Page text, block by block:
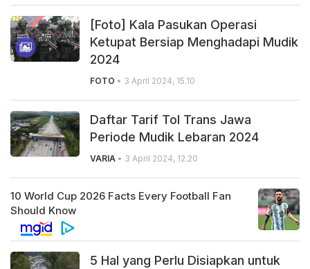
[Foto] Kala Pasukan Operasi
Ketupat Bersiap Menghadapi Mudik
2024
FOTO • 3 April 2024, 15.10
Daftar Tarif Tol Trans Jawa
Periode Mudik Lebaran 2024
VARIA • 3 April 2024, 12.20
5 Hal yang Perlu Disiapkan untuk